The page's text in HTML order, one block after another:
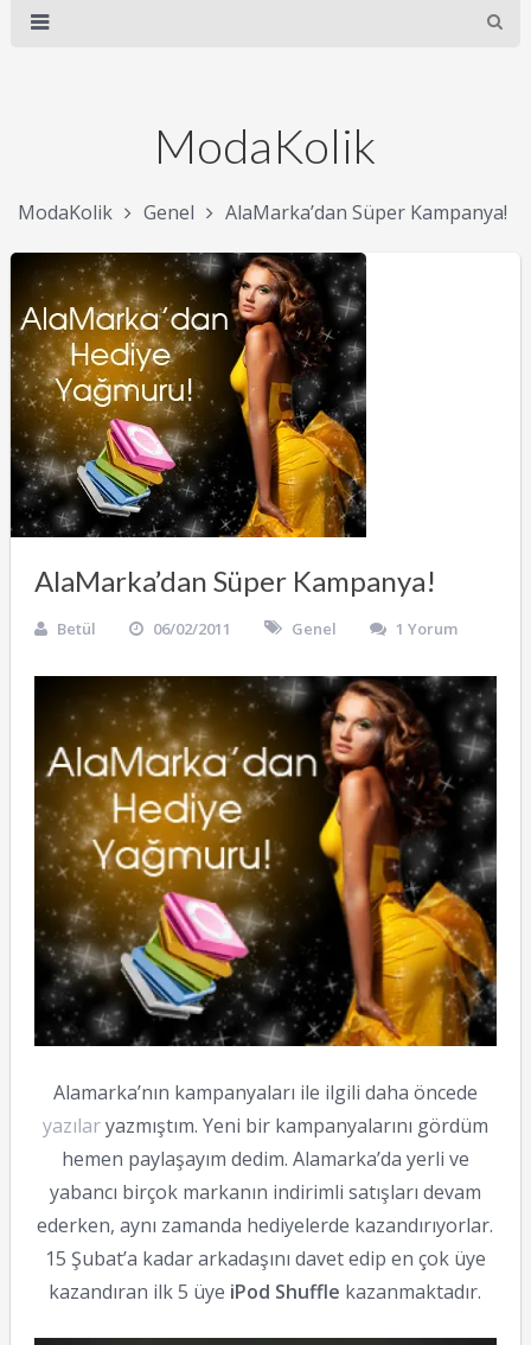
ModaKolik
ModaKolik Genel AlaMarka’dan Süper Kampanya!
AlaMarka’dan Süper Kampanya!
Betül 06/02/2011 Genel 1 Yorum
Alamarka’nın kampanyaları ile ilgili daha öncede
yazılaryazmıştım. Yeni bir kampanyalarını gördüm
hemen paylaşayım dedim. Alamarka’da yerli ve
yabancı birçok markanın indirimli satışları devam
ederken, aynı zamanda hediyelerde kazandırıyorlar.
15 Şubat’a kadar arkadaşını davet edip en çok üye
kazandıran ilk 5 üye iPod Shuffle kazanmaktadır.